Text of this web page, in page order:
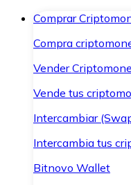
Comprar
Compra
Vender
Vende tus
Intercambiar
Intercambia tus
Bitnovo Wallet